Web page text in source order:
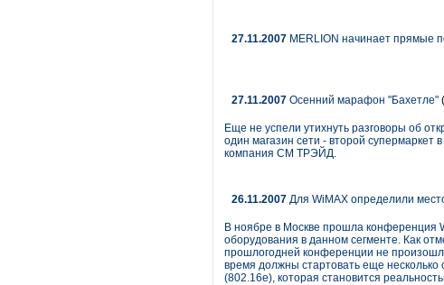
27.11.2007 MERLION начинает прямые
27.11.2007 Осенний марафон "Бахетле"
Еще не успели утихнуть разговоры об
один магазин сети - второй супермаркет
компания СМ ТРЭЙД.
26.11.2007 Для WiMAX определили
В ноябре в Москве прошла конференция
оборудования в данном сегменте. Как
прошлогодней конференции не
время должны стартовать еще несколько
(802.16e), которая становится